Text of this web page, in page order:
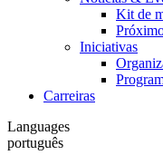
Kit de
Iniciativas
Carreiras
Languages
português